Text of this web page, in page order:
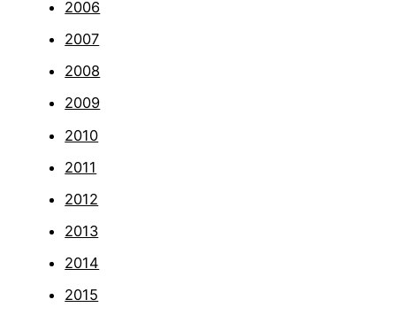
2006
2007
2008
2009
2010
2011
2012
2013
2014
2015